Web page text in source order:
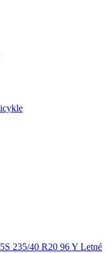
235/40 R20 96 Y Letné